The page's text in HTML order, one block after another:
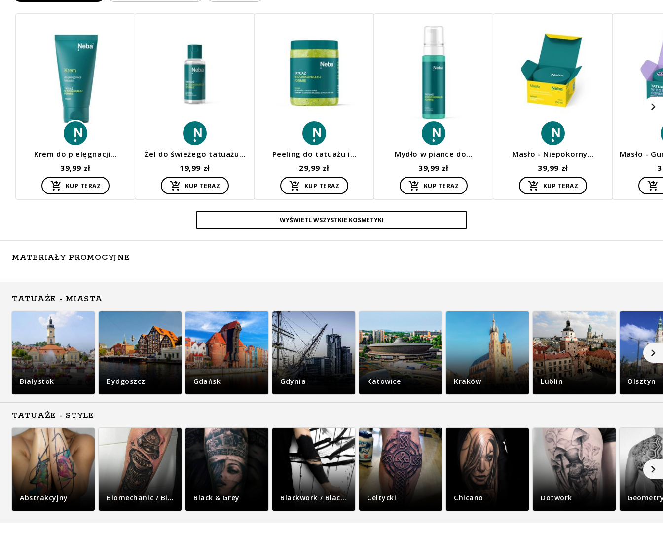
Krem do pielęgnacji…
39,99 zł
KUP TERAZ
Żel do świeżego tatuażu…
19,99 zł
KUP TERAZ
Peeling do tatuażu i…
29,99 zł
KUP TERAZ
Mydło w piance do…
39,99 zł
KUP TERAZ
Masło - Niepokorny…
39,99 zł
KUP TERAZ
Masło -
WYŚWIETL WSZYSTKIE KOSMETYKI
MATERIAŁY PROMOCYJNE
TATUAŻE - MIASTA
Białystok Bydgoszcz Gdańsk Gdynia Katowice Kraków Lublin Olsztyn
TATUAŻE - STYLE
Abstrakcyjny Biomechanic / Bio-organic Black & Grey Blackwork / Blackout Celtycki Chicano Dotwork